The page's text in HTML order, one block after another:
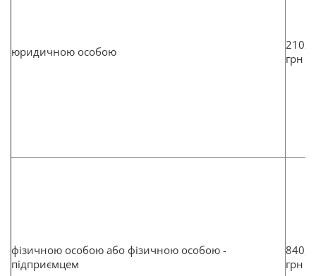
юридичною особою
2102
грн
фізичною особою або фізичною особою -
підприємцем
грн